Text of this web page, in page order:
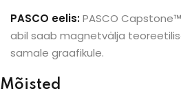
PASCO eelis:PASCO
abil saab magnetvälja
samale graafikule.
Mõisted